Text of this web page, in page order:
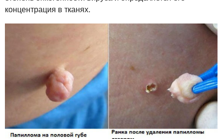
концентрация в тканях.